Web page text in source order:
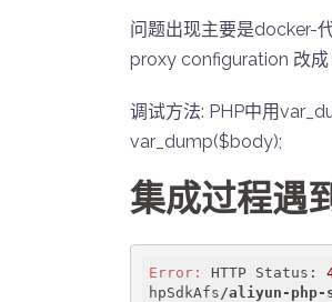
问题出现主要是docker-
proxy configuration 改
调试方法: PHP中用
var_dump($body);
集成过程遇
Error: HTTP Status:
hpSdkAfs/aliyun-php-